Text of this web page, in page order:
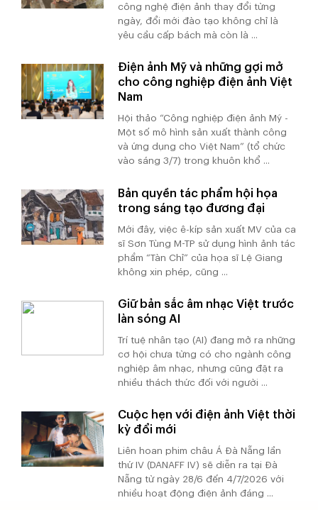
công nghệ điện ảnh thay đổi từng
ngày, đổi mới đào tạo không chỉ là
yêu cầu cấp bách mà còn là ...
Điện ảnh Mỹ và những gợi mở
cho công nghiệp điện ảnh Việt
Nam
Hội thảo “Công nghiệp điện ảnh Mỹ -
Một số mô hình sản xuất thành công
và ứng dụng cho Việt Nam” (tổ chức
vào sáng 3/7) trong khuôn khổ ...
Bản quyền tác phẩm hội họa
trong sáng tạo đương đại
Mới đây, việc ê-kíp sản xuất MV của ca
sĩ Sơn Tùng M-TP sử dụng hình ảnh tác
phẩm “Tàn Chỉ” của họa sĩ Lệ Giang
không xin phép, cũng ...
Giữ bản sắc âm nhạc Việt trước
làn sóng AI
Trí tuệ nhân tạo (AI) đang mở ra những
cơ hội chưa từng có cho ngành công
nghiệp âm nhạc, nhưng cũng đặt ra
nhiều thách thức đối với người ...
Cuộc hẹn với điện ảnh Việt thời
kỳ đổi mới
Liên hoan phim châu Á Đà Nẵng lần
thứ IV (DANAFF IV) sẽ diễn ra tại Đà
Nẵng từ ngày 28/6 đến 4/7/2026 với
nhiều hoạt động điện ảnh đáng ...